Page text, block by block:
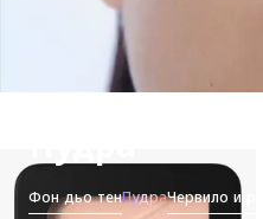
Фон дьо тенПудраЧервило и руж